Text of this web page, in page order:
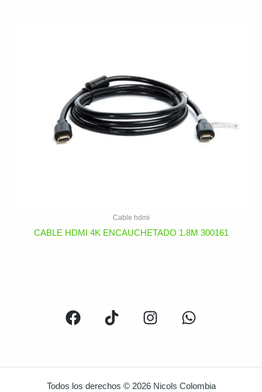
Cable hdmi
CABLE HDMI 4K ENCAUCHETADO 1.8M 300161
Todos los derechos © 2026 Nicols Colombia